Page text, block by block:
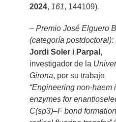
2024, 161, 144109).
– Premio José Elguero
(categoría postdoctoral):
Jordi Soler i Parpal ,
investigador de la
Girona, por su trabajo
“Engineering non-haem
enzymes for
C(sp3)–F bond